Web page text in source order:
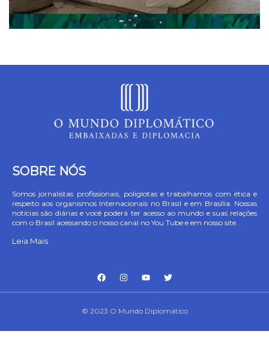
SOBRE NÓS
Somos jornalistas profissionais, poliglotas e trabalhamos com ética e
respeito aos organismos Internacionais no Brasil e em Brasília. Nossas
notícias são diárias e você poderá ter acesso ao mundo e suas relações
com o Brasil acessando o nosso canal no You Tube e em nosso site.
Leia Mais
© 2023 O Mundo Diplomático